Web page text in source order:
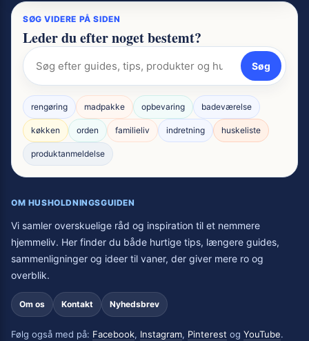
SØG VIDERE PÅ SIDEN
Leder du efter noget bestemt?
Søg
rengøring madpakke opbevaring badeværelse
køkken orden familieliv indretning huskeliste
produktanmeldelse
OM HUSHOLDNINGSGUIDEN
Vi samler overskuelige råd og inspiration til et nemmere
hjemmeliv. Her finder du både hurtige tips, længere guides,
sammenligninger og ideer til vaner, der giver mere ro og
overblik.
Om os Kontakt Nyhedsbrev
Følg også med på: Facebook, Instagram, Pinterest og YouTube.